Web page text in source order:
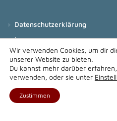
Datenschutz­erklärung
Impressum
Made with ❤ by Ludwig Loth
Wir verwenden Cookies, um dir
unserer Website zu bieten.
Du kannst mehr darüber
verwenden, oder sie unter
Zustimmen